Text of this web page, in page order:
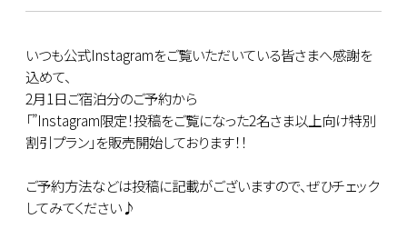
いつも公式Instagramをご覧いただいている皆さまへ感謝を
込めて、
2月1日ご宿泊分のご予約から
「”Instagram限定！投稿をご覧になった2名さま以上向け特別
割引プラン」を販売開始しております！！
ご予約方法などは投稿に記載がございますので、ぜひチェック
してみてください♪